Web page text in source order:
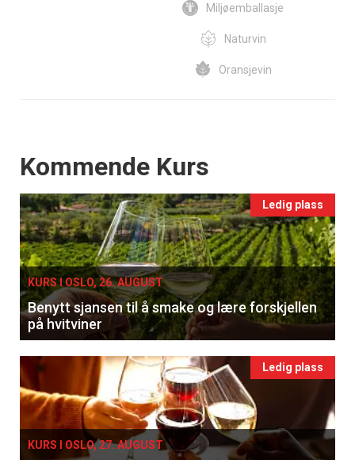
Miljøemballasje
Naturvin
Oransjevin
Events
Kommende Kurs
Ledig plass
KURS I OSLO, 26. AUGUST
Benytt sjansen til å smake og lære forskjellen
på hvitviner
Ledig plass
KURS I OSLO, 27. AUGUST